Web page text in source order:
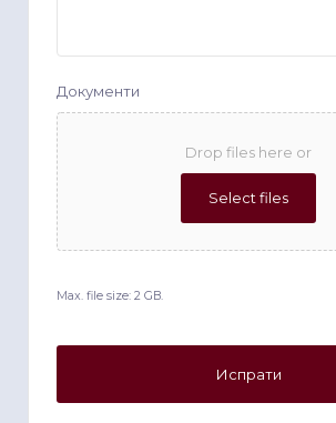
Документи
Drop files here or
Select files
Max. file size: 2 GB.